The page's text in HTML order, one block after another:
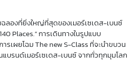
ลองที่ยิ่งใหญ่ที่สุดของเมอร์เซเดส-เบนซ์
Places.” การเดินทางในรูปแบบ
รเผยโฉม The new S-Class ที่จะนำขบวน
บรนด์เมอร์เซเดส-เบนซ์ จากทั่วทุกมุมโลก